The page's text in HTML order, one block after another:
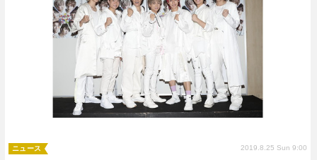
映画 音楽
グッズ イベント
声優 コスプレ
舞台 新帝スタ
インタビュー レポート
ラキりす
連載マンガ一覧 連載一覧
番組・動画
番組・動画一覧 ラジオ
動画
連載・ブログ一覧 コラム
編集部ブログ・お知らせ
ニュース 2019.8.25 Sun 9:00